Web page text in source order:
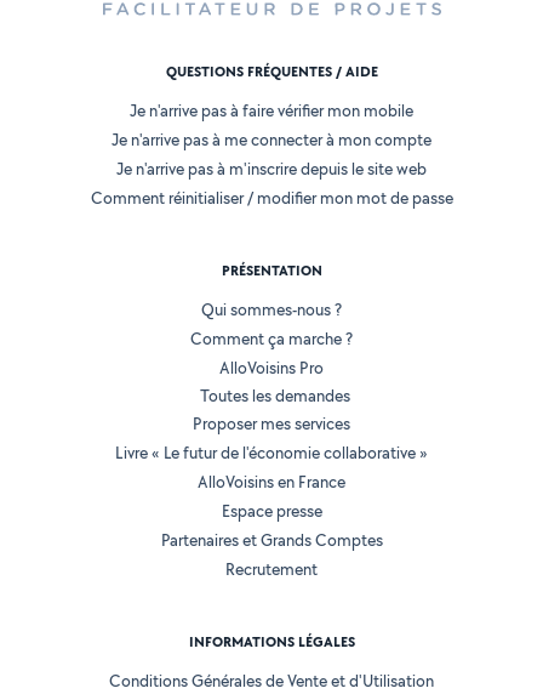
QUESTIONS FRÉQUENTES / AIDE
Je n'arrive pas à faire vérifier mon mobile
Je n'arrive pas à me connecter à mon compte
Je n'arrive pas à m'inscrire depuis le site web
Comment réinitialiser / modifier mon mot de passe
PRÉSENTATION
Qui sommes-nous ?
Comment ça marche ?
AlloVoisins Pro
Toutes les demandes
Proposer mes services
Livre « Le futur de l'économie collaborative »
AlloVoisins en France
Espace presse
Partenaires et Grands Comptes
Recrutement
INFORMATIONS LÉGALES
Conditions Générales de Vente et d'Utilisation